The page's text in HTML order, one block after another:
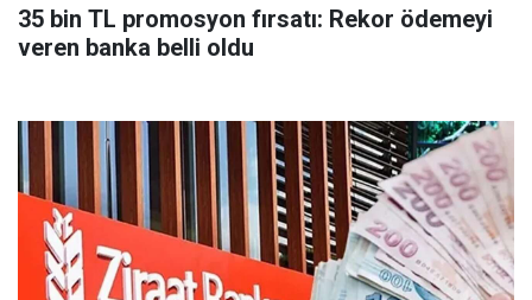
35 bin TL promosyon fırsatı: Rekor ödemeyi
veren banka belli oldu